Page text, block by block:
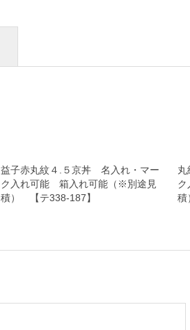
緑
ー
益子赤丸紋４.５京丼 名入れ・マー
ク入れ可能 箱入れ可能（※別途見
積） 【テ338-187】
積